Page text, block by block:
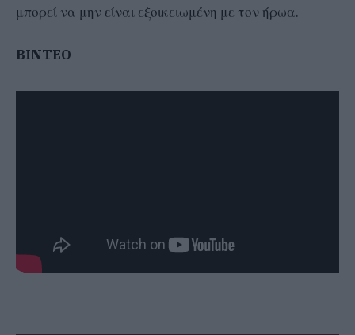
μπορεί να μην είναι εξοικειωμένη με τον ήρωα.
BINTEO